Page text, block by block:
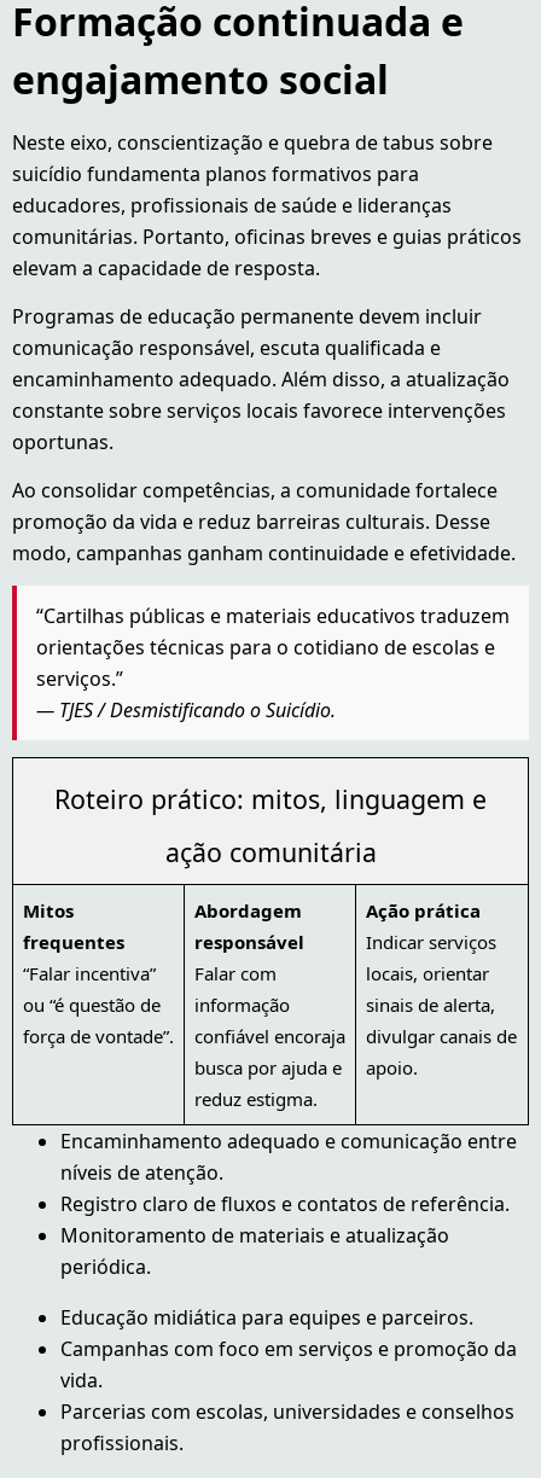
Formação continuada e
engajamento social
Neste eixo, conscientização e quebra de tabus sobre
suicídio fundamenta planos formativos para
educadores, profissionais de saúde e lideranças
comunitárias. Portanto, oficinas breves e guias práticos
elevam a capacidade de resposta.
Programas de educação permanente devem incluir
comunicação responsável, escuta qualificada e
encaminhamento adequado. Além disso, a atualização
constante sobre serviços locais favorece intervenções
oportunas.
Ao consolidar competências, a comunidade fortalece
promoção da vida e reduz barreiras culturais. Desse
modo, campanhas ganham continuidade e efetividade.
“Cartilhas públicas e materiais educativos traduzem
orientações técnicas para o cotidiano de escolas e
serviços.”
— TJES / Desmistificando o Suicídio.
Roteiro prático: mitos, linguagem e
ação comunitária
Mitos
frequentes
“Falar incentiva”
ou “é questão de
força de vontade”.
Abordagem
responsável
Falar com
informação
confiável encoraja
busca por ajuda e
reduz estigma.
Ação prática
Indicar serviços
locais, orientar
sinais de alerta,
divulgar canais de
apoio.
Encaminhamento adequado e comunicação entre
níveis de atenção.
Registro claro de fluxos e contatos de referência.
Monitoramento de materiais e atualização
periódica.
Educação midiática para equipes e parceiros.
Campanhas com foco em serviços e promoção da
vida.
Parcerias com escolas, universidades e conselhos
profissionais.